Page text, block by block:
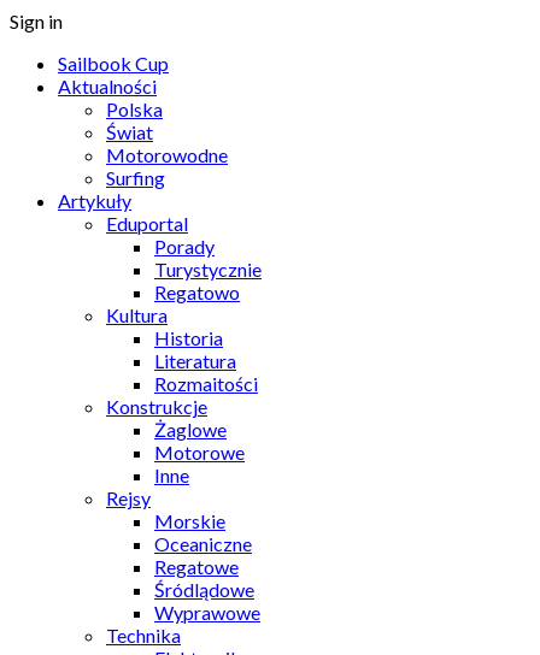
Sign in
Sailbook Cup
Aktualności
Polska
Świat
Motorowodne
Surfing
Artykuły
Eduportal
Porady
Turystycznie
Regatowo
Kultura
Historia
Literatura
Rozmaitości
Konstrukcje
Żaglowe
Motorowe
Inne
Rejsy
Morskie
Oceaniczne
Regatowe
Śródlądowe
Wyprawowe
Technika